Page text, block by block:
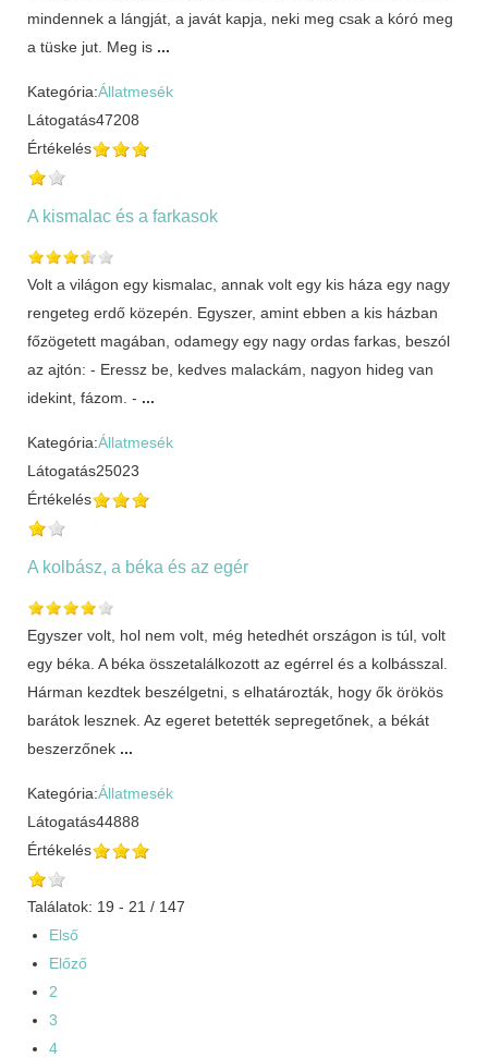
mindennek a lángját, a javát kapja, neki meg csak a kóró meg
a tüske jut. Meg is ...
Kategória:Állatmesék
Látogatás47208
Értékelés
A kismalac és a farkasok
Volt a világon egy kismalac, annak volt egy kis háza egy nagy
rengeteg erdő közepén. Egyszer, amint ebben a kis házban
főzögetett magában, odamegy egy nagy ordas farkas, beszól
az ajtón: - Eressz be, kedves malackám, nagyon hideg van
idekint, fázom. - ...
Kategória:Állatmesék
Látogatás25023
Értékelés
A kolbász, a béka és az egér
Egyszer volt, hol nem volt, még hetedhét országon is túl, volt
egy béka. A béka összetalálkozott az egérrel és a kolbásszal.
Hárman kezdtek beszélgetni, s elhatározták, hogy ők örökös
barátok lesznek. Az egeret betették sepregetőnek, a békát
beszerzőnek ...
Kategória:Állatmesék
Látogatás44888
Értékelés
Találatok: 19 - 21 / 147
Első
Előző
2
3
4